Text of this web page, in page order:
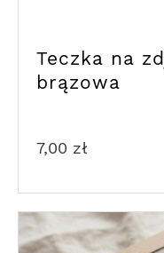
Teczka na
brązowa
7,00 zł